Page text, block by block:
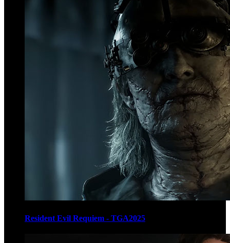
Resident Evil Requiem - TGA2025